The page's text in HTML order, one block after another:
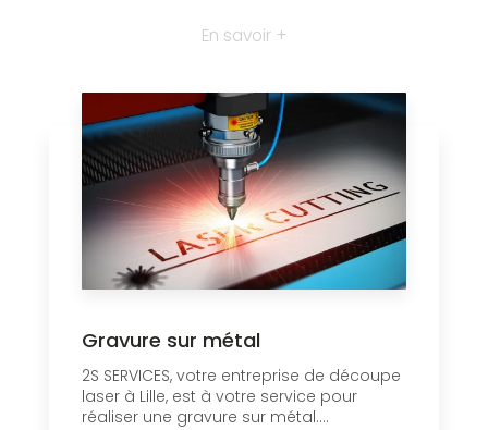
En savoir +
Gravure sur métal
2S SERVICES, votre entreprise de découpe
laser à Lille, est à votre service pour
réaliser une gravure sur métal....